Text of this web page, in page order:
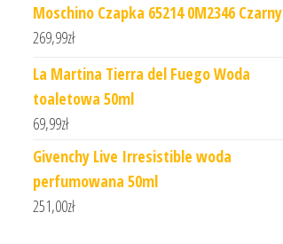
Moschino Czapka 65214 0M2346 Czarny
269,99zł
La Martina Tierra del Fuego Woda
toaletowa 50ml
69,99zł
Givenchy Live Irresistible woda
perfumowana 50ml
251,00zł